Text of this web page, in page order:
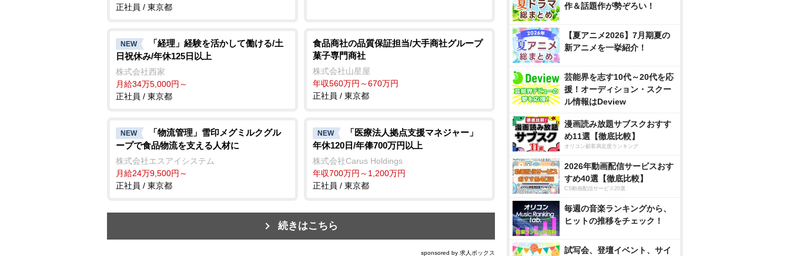
正社員 / 東京都
NEW
「経理」経験を活かして働ける/土
日祝休み/年休125日以上
株式会社西家
月給34万5,000円～
正社員 / 東京都
食品商社の品質保証担当/大手商社グループ
菓子専門商社
株式会社山星屋
年収560万円～670万円
正社員 / 東京都
NEW
「物流管理」雪印メグミルクグル
ープで食品物流を支える人材に
株式会社エスアイシステム
月給24万9,500円～
正社員 / 東京都
NEW
「医療法人拠点支援マネジャー」
年休120日/年俸700万円以上
株式会社Carus Holdings
年収700万円～1,200万円
正社員 / 東京都
続きはこちら
sponsored by 求人ボックス
作＆話題作が勢ぞろい！
【夏アニメ2026】7月期夏の
新アニメを一挙紹介！
芸能界を志す10代～20代を応
援！オーディション・スクー
ル情報はDeview
漫画読み放題サブスクおすす
め11選【徹底比較】
オリコン顧客満足度ランキング
2026年動画配信サービスおす
すめ40選【徹底比較】
CS動画配信サービス20選
毎週の音楽ランキングから、
ヒットの推移をチェック！
試写会、登壇イベント、サイ